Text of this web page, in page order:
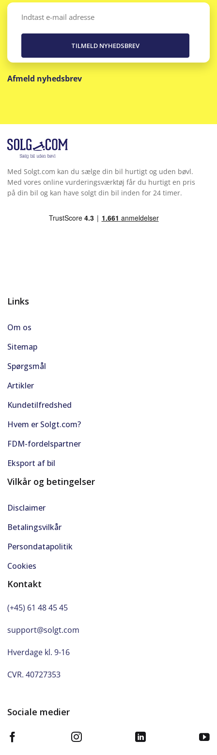
Email
Afmeld nyhedsbrev
Med Solgt.com kan du sælge din bil hurtigt og uden bøvl.
Med vores online vurderingsværktøj får du hurtigt en pris
på din bil og kan have solgt din bil inden for 24 timer.
Links
Om os
Sitemap
Spørgsmål
Artikler
Kundetilfredshed
Hvem er Solgt.com?
FDM-fordelspartner
Eksport af bil
Vilkår og betingelser
Disclaimer
Betalingsvilkår
Persondatapolitik
Cookies
Kontakt
(+45) 61 48 45 45
support@solgt.com
Hverdage kl. 9-16
CVR. 40727353
Sociale medier